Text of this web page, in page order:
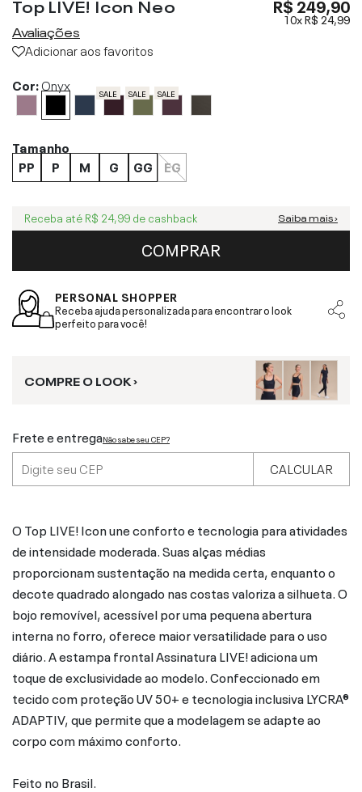
Top LIVE! Icon Neo
Avaliações
Adicionar aos favoritos
R$ 249,90
10xR$ 24,99
Cor:Onyx SALE SALE SALE
Tamanho
PP
P M G GG EG
Receba até R$ 24,99 de cashback Saiba mais ›
COMPRAR
PERSONAL SHOPPER
Receba ajuda personalizada para encontrar o look
perfeito para você!
COMPRE O LOOK ›
Frete e entregaNão sabe seu CEP?
CALCULAR
O Top LIVE! Icon une conforto e tecnologia para atividades
de intensidade moderada. Suas alças médias
proporcionam sustentação na medida certa, enquanto o
decote quadrado alongado nas costas valoriza a silhueta. O
bojo removível, acessível por uma pequena abertura
interna no forro, oferece maior versatilidade para o uso
diário. A estampa frontal Assinatura LIVE! adiciona um
toque de exclusividade ao modelo. Confeccionado em
tecido com proteção UV 50+ e tecnologia inclusiva LYCRA®
ADAPTIV, que permite que a modelagem se adapte ao
corpo com máximo conforto.
Feito no Brasil.